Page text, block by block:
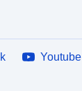
Youtube